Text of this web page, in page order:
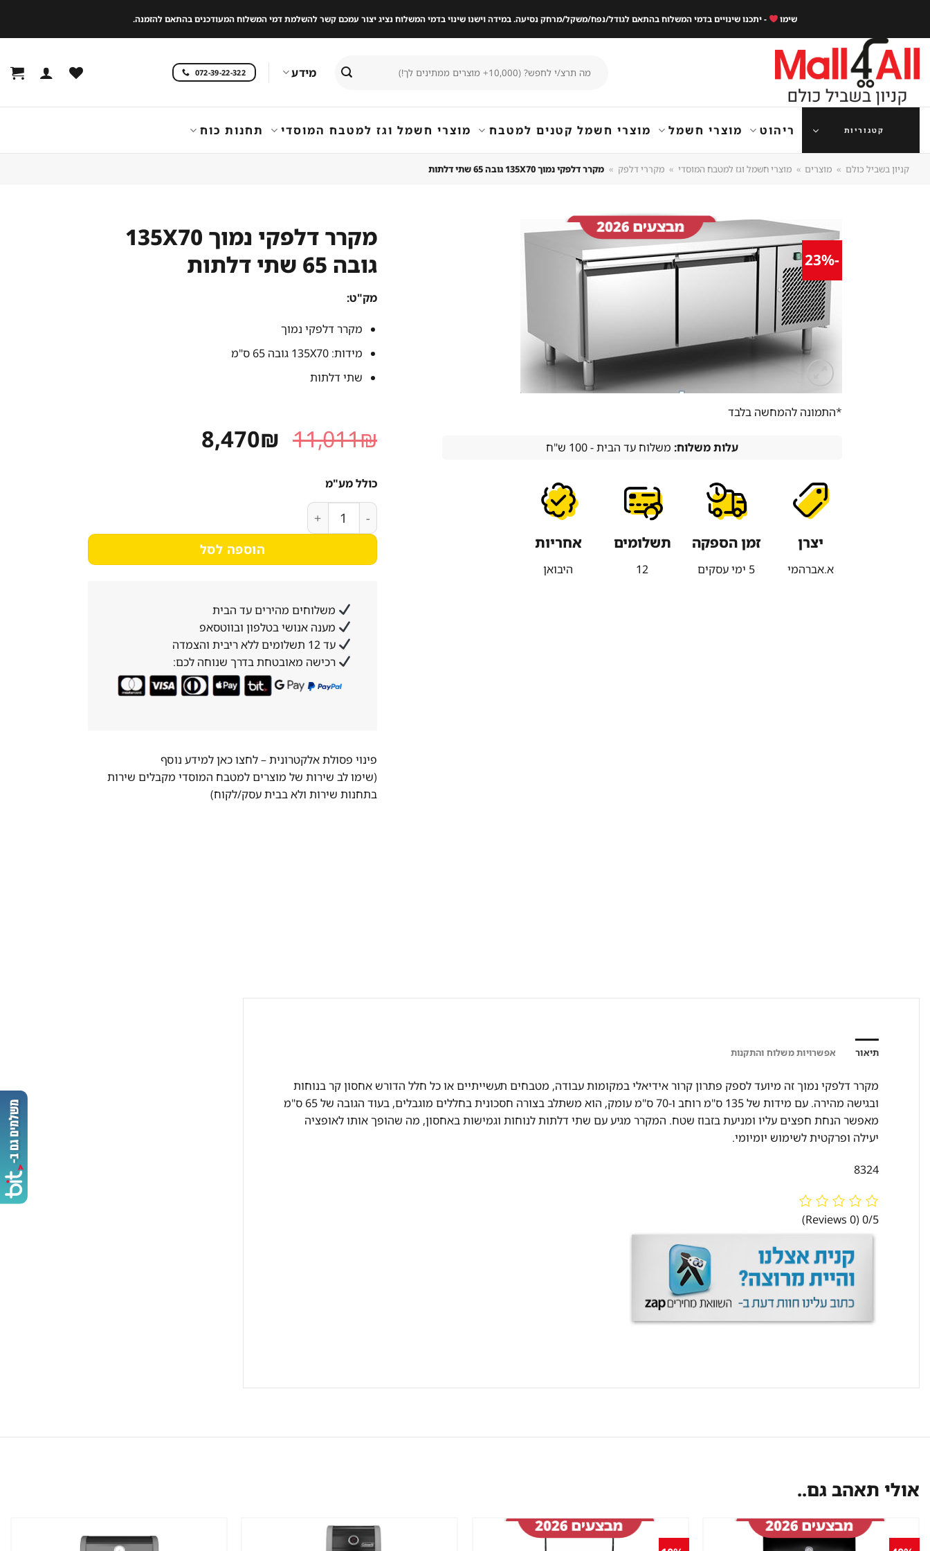
content
שימו - יתכנו שינויים בדמי המשלוח בהתאם לגודל/נפח/משקל/מרחק נסיעה. במידה וישנו שינוי בדמי המשלוח נציג יצור עמכם קשר להשלמת דמי המשלוח המעודכנים בהתאם להזמנה.
עבור:
מידע 072-39-22-322
קטגוריות ריהוט מוצרי חשמל מוצרי חשמל קטנים למטבח מוצרי חשמל וגז למטבח המוסדי תחנות כוח
קניון בשביל כולם » מוצרים » מוצרי חשמל וגז למטבח המוסדי » מקררי דלפק » מקרר דלפקי נמוך 135X70 גובה 65 שתי דלתות
-23%
*התמונה להמחשה בלבד
עלות משלוח: משלוח עד הבית - 100 ש"ח
יצרן
א.אברהמי
זמן הספקה
5 ימי עסקים
תשלומים
12
אחריות
היבואן
מקרר דלפקי נמוך 135X70
גובה 65 שתי דלתות
מק"ט:
מקרר דלפקי נמוך
מידות: 135X70 גובה 65 ס"מ
שתי דלתות
11,011₪ המחיר
המקורי
8,470₪ המחיר
כולל מע"מ
כמות של מקרר דלפקי נמוך 135X70 גובה 65 שתי דלתות
הוספה לסל
משלוחים מהירים עד הבית
מענה אנושי בטלפון ובווטסאפ
עד 12 תשלומים ללא ריבית והצמדה
רכישה מאובטחת בדרך שנוחה לכם:
פינוי פסולת אלקטרונית –לחצו כאן למידע נוסף
(שימו לב שירות של מוצרים למטבח המוסדי מקבלים שירות
בתחנות שירות ולא בבית עסק/לקוח)
תיאור אפשרויות משלוח והתקנות
מקרר דלפקי נמוך זה מיועד לספק פתרון קרור אידיאלי במקומות עבודה, מטבחים תעשייתיים או כל חלל הדורש אחסון קר בנוחות
ובגישה מהירה. עם מידות של 135 ס"מ רוחב ו-70 ס"מ עומק, הוא משתלב בצורה חסכונית בחללים מוגבלים, בעוד הגובה של 65 ס"מ
מאפשר הנחת חפצים עליו ומניעת בזבוז שטח. המקרר מגיע עם שתי דלתות לנוחות וגמישות באחסון, מה שהופך אותו לאופציה
יעילה ופרקטית לשימוש יומיומי.
8324
0/5
(0 Reviews)
אולי תאהב גם..